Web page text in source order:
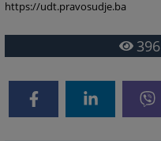
https://udt.pravosudje.ba
396